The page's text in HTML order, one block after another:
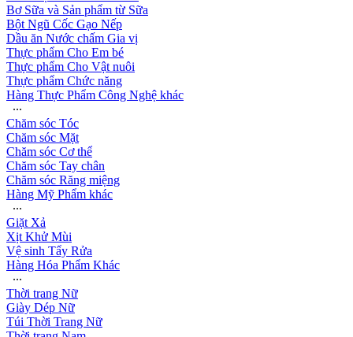
Bơ Sữa và Sản phẩm từ Sữa
Bột Ngũ Cốc Gạo Nếp
Dầu ăn Nước chấm Gia vị
Thực phẩm Cho Em bé
Thực phẩm Cho Vật nuôi
Thực phẩm Chức năng
Hàng Thực Phẩm Công Nghệ khác
∙∙∙
Chăm sóc Tóc
Chăm sóc Mặt
Chăm sóc Cơ thể
Chăm sóc Tay chân
Chăm sóc Răng miệng
Hàng Mỹ Phẩm khác
∙∙∙
Giặt Xả
Xịt Khử Mùi
Vệ sinh Tẩy Rửa
Hàng Hóa Phẩm Khác
∙∙∙
Thời trang Nữ
Giày Dép Nữ
Túi Thời Trang Nữ